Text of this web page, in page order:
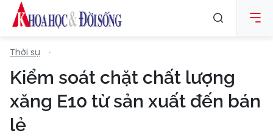
Thời sự
Kiểm soát chặt chất lượng
xăng E10 từ sản xuất đến bán
lẻ